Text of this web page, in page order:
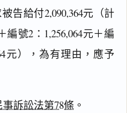
告給付2,090,364元（計
編號2：1,256,064元＋編
元），為有理由，應予
事訴訟法第78條 。